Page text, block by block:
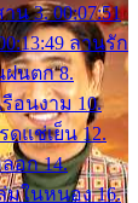
น 3. 00:07:51
ลานรัก
ฝนตก 8.
รือนงาม 10.
ดแช่เย็น 12.
ลอก 14.
มในหนอง 16.